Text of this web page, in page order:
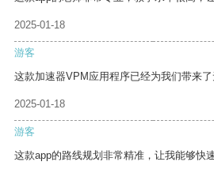
2025-01-18
游客
这款加速器VPM应用程序已经为我们带来了
2025-01-18
游客
这款app的路线规划非常精准，让我能够快